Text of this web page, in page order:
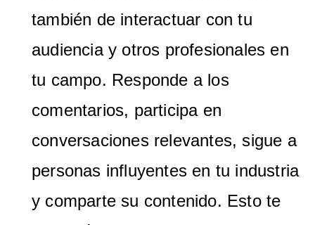
también de interactuar con tu
audiencia y otros profesionales en
tu campo. Responde a los
comentarios, participa en
conversaciones relevantes, sigue a
personas influyentes en tu industria
y comparte su contenido. Esto te